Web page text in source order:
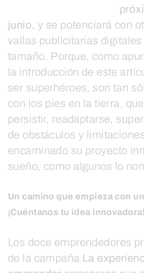
junio, y se potenciará con
vallas publicitarias digitales
tamaño. Porque, como
la introducción de este
ser superhéroes, son tan
con los pies en la tierra,
persistir, readaptarse,
de obstáculos y
encaminado su proyecto
sueño, como algunos lo
Un camino que empieza con
¡Cuéntanos tu idea innovadora!
Los doce emprendedores
de la campaña La